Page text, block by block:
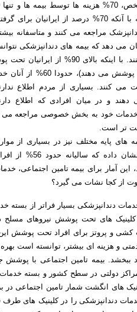
آمارها حاکی از آن است که با آنکه 70%
آنها به دندانپزشک مراجعه می کنند و
می دهد که بیمه های دندانپزشکی
خدمات دندانپزشکی بازی کنند. با
خدمتی پایه دندانپزشکی
می کنند. بسیاری از مردم اطلاع
و در میان افرادی که اطلاع
خدمات خود به بخش خصوصی مراجعه می
تر است.
های پایه مختلف نیز در بسیاری از
متفاوت هستند.
دندانپزشکی بسیار فراتر از
های تحت پوشش نیروهای مسلح
و پروتز برای افراد تحت پوشش
هزینه ای بیشتر، توانسته است بهره
بیمه تامین اجتماعی با پوشش
دولتی در سطح کشور و بسته
های انگشت شمار تامین اجتماعی در
دندانپزشکی را در کلینیک های طرف